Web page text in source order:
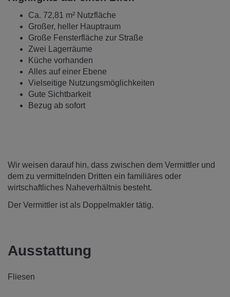
Ca. 72,81 m² Nutzfläche
Großer, heller Hauptraum
Große Fensterfläche zur Straße
Zwei Lagerräume
Küche vorhanden
Alles auf einer Ebene
Vielseitige Nutzungsmöglichkeiten
Gute Sichtbarkeit
Bezug ab sofort
Wir weisen darauf hin, dass zwischen dem Vermittler und
dem zu vermittelnden Dritten ein familiäres oder
wirtschaftliches Naheverhältnis besteht.
Der Vermittler ist als Doppelmakler tätig.
Ausstattung
Fliesen